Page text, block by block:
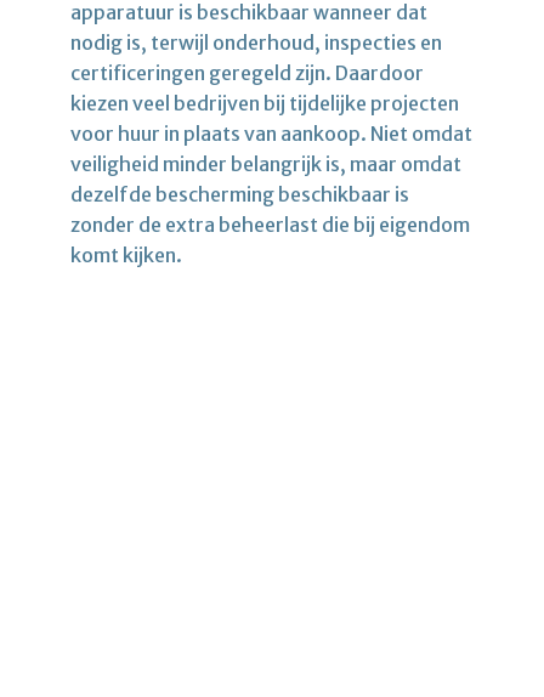
apparatuur is beschikbaar wanneer dat
nodig is, terwijl onderhoud, inspecties en
certificeringen geregeld zijn. Daardoor
kiezen veel bedrijven bij tijdelijke projecten
voor huur in plaats van aankoop. Niet omdat
veiligheid minder belangrijk is, maar omdat
dezelfde bescherming beschikbaar is
zonder de extra beheerlast die bij eigendom
komt kijken.